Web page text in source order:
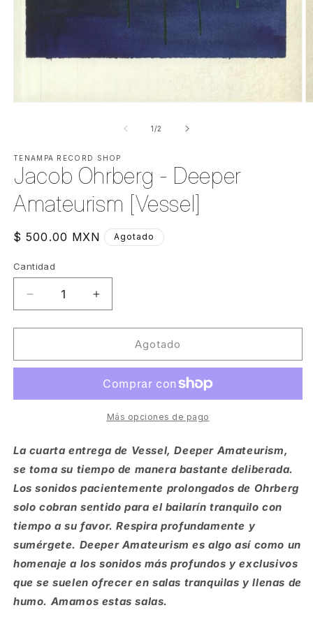
una
ventana
modal
1/de
2
TENAMPA RECORD SHOP
Jacob Ohrberg - Deeper
Amateurism [Vessel]
Precio
$ 500.00 MXN Agotado
Cantidad
Cantidad
Reducir
cantidad
para
Ohrberg
Amateurism
Aumentar
cantidad
para
Ohrberg
Deeper
Amateurism
[Vessel]
Agotado
Más opciones de pago
La cuarta entrega de Vessel, Deeper Amateurism,
se toma su tiempo de manera bastante deliberada.
Los sonidos pacientemente prolongados de Ohrberg
solo cobran sentido para el bailarín tranquilo con
tiempo a su favor. Respira profundamente y
sumérgete. Deeper Amateurism es algo así como un
homenaje a los sonidos más profundos y exclusivos
que se suelen ofrecer en salas tranquilas y llenas de
humo. Amamos estas salas.